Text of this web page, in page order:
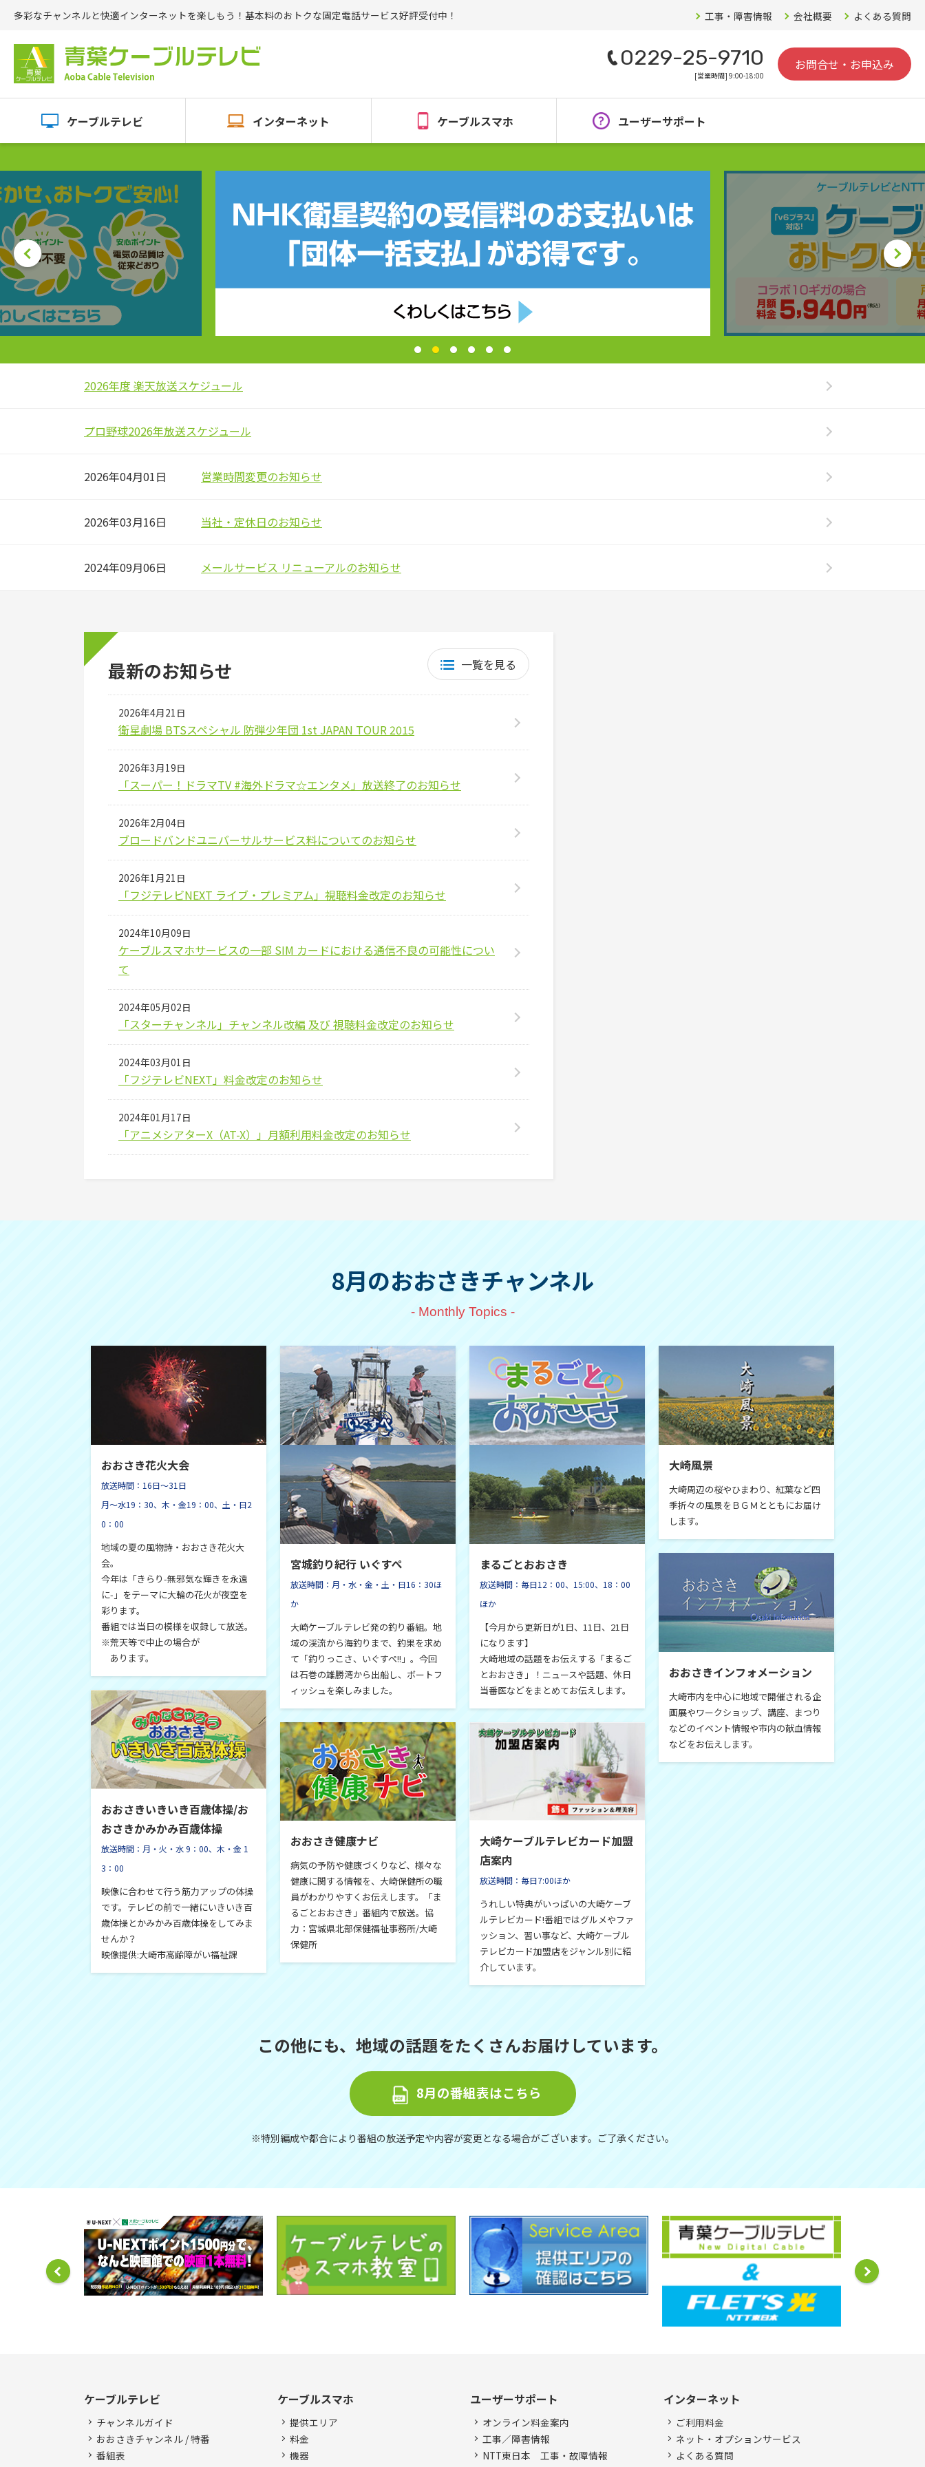
多彩なチャンネルと快適インターネットを楽しもう！基本料のおトクな固定電話サービス好評受付中！ 工事・障害情報 会社概要 よくある質問
0229-25-9710
[営業時間] 9:00-18:00
お問合せ・お申込み
ケーブルテレビ インターネット ケーブルスマホ ユーザーサポート
2026年度 楽天放送スケジュール
プロ野球2026年放送スケジュール
2026年04月01日 営業時間変更のお知らせ
2026年03月16日 当社・定休日のお知らせ
2024年09月06日 メールサービス リニューアルのお知らせ
最新のお知らせ
2026年4月21日
衛星劇場 BTSスペシャル 防弾少年団 1st JAPAN TOUR 2015
2026年3月19日
「スーパー！ドラマTV #海外ドラマ☆エンタメ」放送終了のお知らせ
2026年2月04日
ブロードバンドユニバーサルサービス料についてのお知らせ
2026年1月21日
「フジテレビNEXT ライブ・プレミアム」視聴料⾦改定のお知らせ
2024年10月09日
ケーブルスマホサービスの一部 SIM カードにおける通信不良の可能性につい
て
2024年05月02日
「スターチャンネル」チャンネル改編 及び 視聴料金改定のお知らせ
2024年03月01日
「フジテレビNEXT」料金改定のお知らせ
2024年01月17日
「アニメシアターX（AT-X）」月額利用料金改定のお知らせ
一覧を見る
8月のおおさきチャンネル
- Monthly Topics -
おおさき花火大会
放送時間：16日～31日
月～水19：30、木・金19：00、土・日2
0：00
地域の夏の風物詩・おおさき花火大
会。
今年は「きらり-無邪気な輝きを永遠
に-」をテーマに大輪の花火が夜空を
彩ります。
番組では当日の模様を収録して放送。
※荒天等で中止の場合が
あります。
宮城釣り紀行 いぐすぺ
放送時間：月・水・金・土・日16：30ほ
か
大崎ケーブルテレビ発の釣り番組。地
域の渓流から海釣りまで、釣果を求め
て「釣りっこさ、いぐすぺ!!」。今回
は石巻の雄勝湾から出船し、ボートフ
ィッシュを楽しみました。
まるごとおおさき
放送時間：毎日12：00、15:00、18：00
ほか
【今月から更新日が1日、11日、21日
になります】
大崎地域の話題をお伝えする「まるご
とおおさき」！ニュースや話題、休日
当番医などをまとめてお伝えします。
大崎風景
大崎周辺の桜やひまわり、紅葉など四
季折々の風景をＢＧＭとともにお届け
します。
おおさきインフォメーション
大崎市内を中心に地域で開催される企
画展やワークショップ、講座、まつり
などのイベント情報や市内の献血情報
などをお伝えします。
おおさきいきいき百歳体操/お
おさきかみかみ百歳体操
放送時間：月・火・水 9：00、木・金 1
3：00
映像に合わせて行う筋力アップの体操
です。テレビの前で一緒にいきいき百
歳体操とかみかみ百歳体操をしてみま
せんか？
映像提供:大崎市高齢障がい福祉課
おおさき健康ナビ
病気の予防や健康づくりなど、様々な
健康に関する情報を、大崎保健所の職
員がわかりやすくお伝えします。「ま
るごとおおさき」番組内で放送。協
力：宮城県北部保健福祉事務所/大崎
保健所
大崎ケーブルテレビカード加盟
店案内
放送時間：毎日7:00ほか
うれしい特典がいっぱいの大崎ケーブ
ルテレビカード!番組ではグルメやファ
ッション、習い事など、大崎ケーブル
テレビカード加盟店をジャンル別に紹
介しています。
この他にも、地域の話題をたくさんお届けしています。
8月の番組表はこちら
※特別編成や都合により番組の放送予定や内容が変更となる場合がございます。ご了承ください。
ケーブルテレビ
チャンネルガイド
おおさきチャンネル / 特番
番組表
ケーブルスマホ
提供エリア
料金
機器
ユーザーサポート
オンライン料金案内
工事／障害情報
NTT東日本 工事・故障情報
インターネット
ご利用料金
ネット・オプションサービス
よくある質問